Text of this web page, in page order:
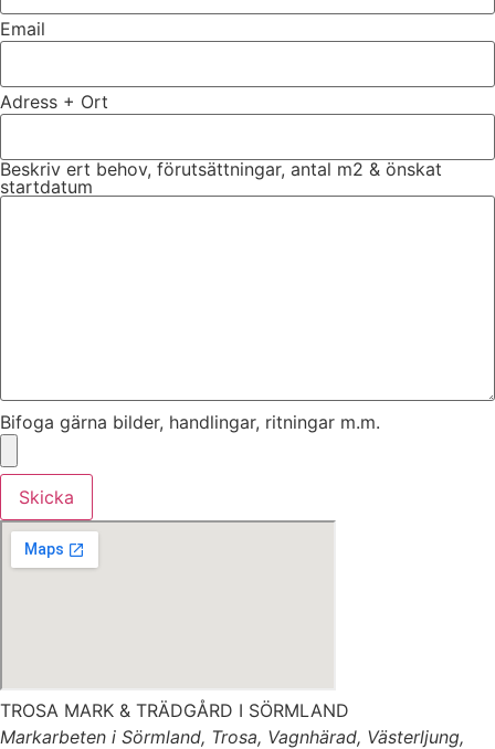
Email
Adress + Ort
Beskriv ert behov, förutsättningar, antal m2 & önskat
startdatum
Bifoga gärna bilder, handlingar, ritningar m.m.
Skicka
TROSA MARK & TRÄDGÅRD I SÖRMLAND
Markarbeten i Sörmland, Trosa, Vagnhärad, Västerljung,